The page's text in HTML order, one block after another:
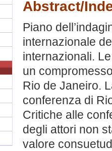
Abstract/
Piano
internazionale
internazionali.
un
Rio de Janeiro.
conferenza di
Critiche alle
degli attori non
valore